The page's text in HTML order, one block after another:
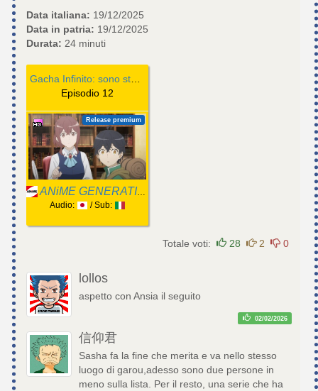
Data italiana: 19/12/2025
Data in patria: 19/12/2025
Durata: 24 minuti
Episodio 12
Release premium
ANiME GENERATION
Audio: / Sub:
Totale voti: 28 2 0
lollos
aspetto con Ansia il seguito
02/02/2026
信仰君
Sasha fa la fine che merita e va nello stesso
luogo di garou,adesso sono due persone in
meno sulla lista. Per il resto, una serie che ha